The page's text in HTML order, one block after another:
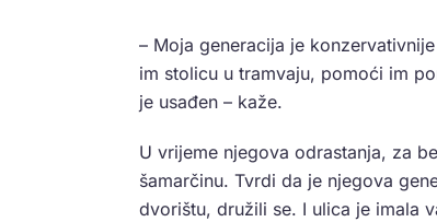
– Moja generacija je
im stolicu u tramvaju, pomoći im
je usađen – kaže.
U vrijeme njegova odrastanja, za
šamarčinu. Tvrdi da je njegova
dvorištu, družili se. I ulica je imala